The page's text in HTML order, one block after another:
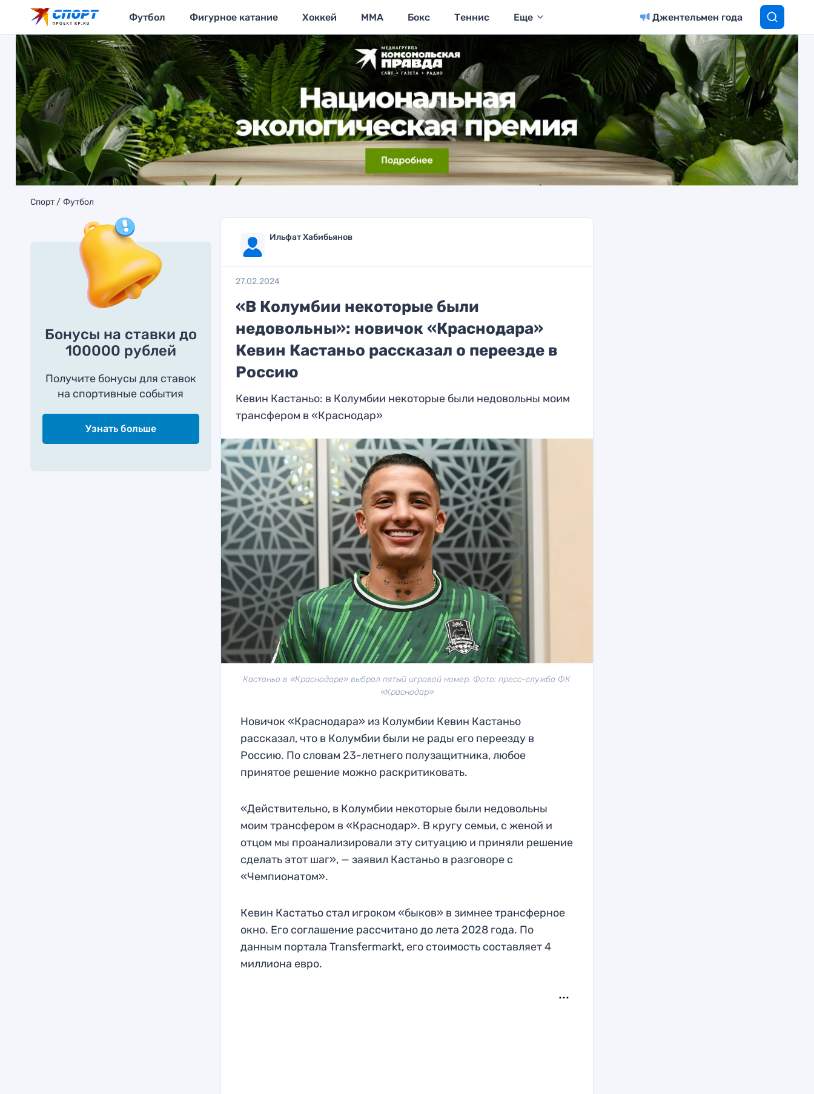
Футбол Фигурное катание Хоккей MMA Бокс Теннис Еще Джентельмен года
Спорт Футбол
Бонусы на ставки до
100000 рублей
Получите бонусы для ставок
на спортивные события
Узнать больше
Ильфат Хабибьянов
27.02.2024
«В Колумбии некоторые были
недовольны»: новичок «Краснодара»
Кевин Кастаньо рассказал о переезде в
Россию
Кевин Кастаньо: в Колумбии некоторые были недовольны моим
трансфером в «Краснодар»
Кастаньо в «Краснодаре» выбрал пятый игровой номер. Фото: пресс-служба ФК
«Краснодар»
Новичок «Краснодара» из Колумбии Кевин Кастаньо
рассказал, что в Колумбии были не рады его переезду в
Россию. По словам 23-летнего полузащитника, любое
принятое решение можно раскритиковать.
«Действительно, в Колумбии некоторые были недовольны
моим трансфером в «Краснодар». В кругу семьи, с женой и
отцом мы проанализировали эту ситуацию и приняли решение
сделать этот шаг», — заявил Кастаньо в разговоре с
«Чемпионатом».
Кевин Кастатьо стал игроком «быков» в зимнее трансферное
окно. Его соглашение рассчитано до лета 2028 года. По
данным портала Transfermarkt, его стоимость составляет 4
миллиона евро.